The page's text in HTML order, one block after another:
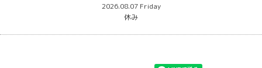
2026.08.07 Friday
休み